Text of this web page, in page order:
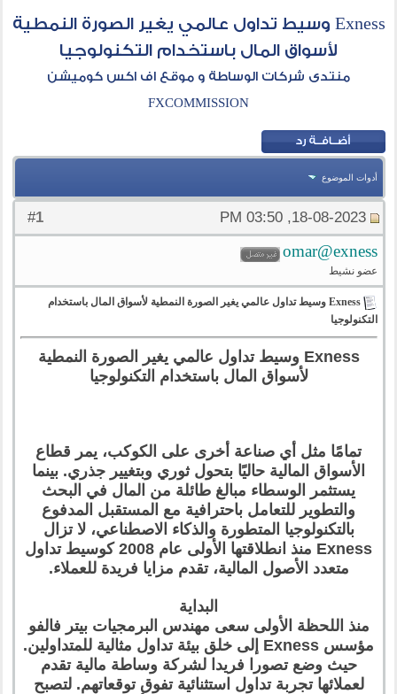
Exness وسيط تداول عالمي يغير الصورة النمطية
لأسواق المال باستخدام التكنولوجيا
منتدى شركات الوساطة و موقع اف اكس كوميشن
FXCOMMISSION
أدوات الموضوع
#
1 18-08-2023, 03:50 PM
omar@exness
عضو نشيط
Exness وسيط تداول عالمي يغير الصورة النمطية لأسواق المال باستخدام
التكنولوجيا
Exness وسيط تداول عالمي يغير الصورة النمطية
لأسواق المال باستخدام التكنولوجيا
تمامًا مثل أي صناعة أخرى على الكوكب، يمر قطاع
الأسواق المالية حاليًا بتحول ثوري وبتغيير جذري. بينما
يستثمر الوسطاء مبالغ طائلة من المال في البحث
والتطوير للتعامل باحترافية مع المستقبل المدفوع
بالتكنولوجيا المتطورة والذكاء الاصطناعي، لا تزال
Exness منذ انطلاقتها الأولى عام 2008 كوسيط تداول
متعدد الأصول المالية، تقدم مزايا فريدة للعملاء.
البداية
منذ اللحظة الأولى سعى مهندس البرمجيات بيتر فالفو
مؤسس Exness إلى خلق بيئة تداول مثالية للمتداولين.
حيث وضع تصورا فريدا لشركة وساطة مالية تقدم
لعملائها تجربة تداول استثنائية تفوق توقعاتهم. لتصبح